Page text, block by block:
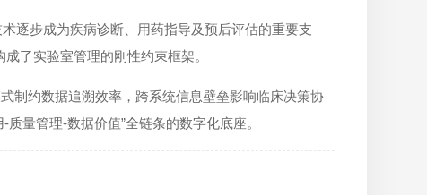
逐步成为疾病诊断、用药指导及预后评估的重要支
了实验室管理的刚性约束框架。
制约数据追溯效率，跨系统信息壁垒影响临床决策协
量管理-数据价值”全链条的数字化底座。